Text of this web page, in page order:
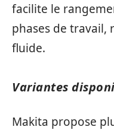
facilite le
phases de travail,
fluide.
Variantes
Makita propose